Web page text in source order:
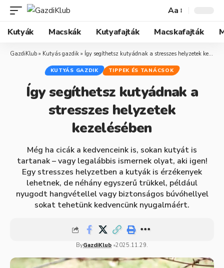
Aa
Kutyák
Macskák Kutyafajták Macskafajták
GazdiKlub » Kutyás gazdik » Így segíthetsz kutyádnak a stresszes helyzetek kezelésében
KUTYÁS GAZDIK TIPPEK ÉS TANÁCSOK
Így segíthetsz kutyádnak a
stresszes helyzetek
kezelésében
Még ha cicák a kedvenceink is, sokan kutyát is
tartanak – vagy legalábbis ismernek olyat, aki igen!
Egy stresszes helyzetben a kutyák is érzékenyek
lehetnek, de néhány egyszerű trükkel, például
nyugodt hangvétellel vagy biztonságos búvóhellyel
sokat tehetünk kedvencünk nyugalmáért.
ByGazdiKlub 2025.11.29.